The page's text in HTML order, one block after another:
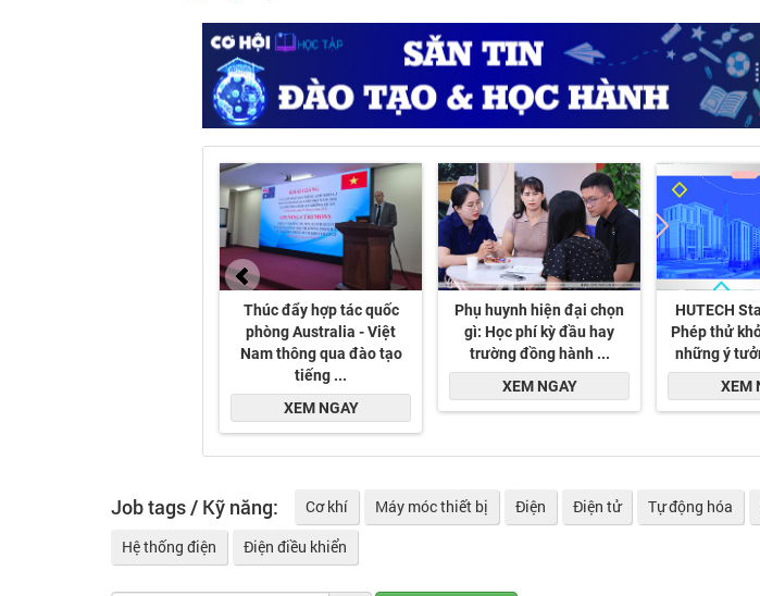
Job tags / Kỹ năng: Cơ khí Máy móc thiết bị Điện Điện tử Tự động hóa
Hệ thống điện
Điện điều khiển